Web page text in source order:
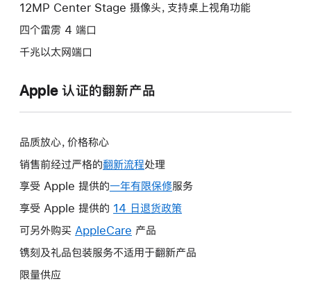
12MP Center Stage 摄像头，支持桌上视角功能
四个雷雳 4 端口
千兆以太网端口
Apple 认证的翻新产品
品质放心，价格称心
销售前经过严格的翻新流程处理
享受 Apple 提供的一年有限保修此
操
打
服务
享受 Apple 提供的 14 日退货政策
将
可另外购买 AppleCare 此
操
产品
镌刻及礼品包装服务不适用于翻新产品
限量供应